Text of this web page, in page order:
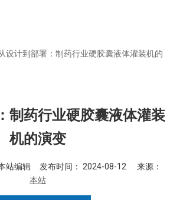
设计到部署：制药行业硬胶囊液体灌装机的
制药行业硬胶囊液体灌装
机的演变
站编辑 发布时间： 2024-08-12 来源：
本站